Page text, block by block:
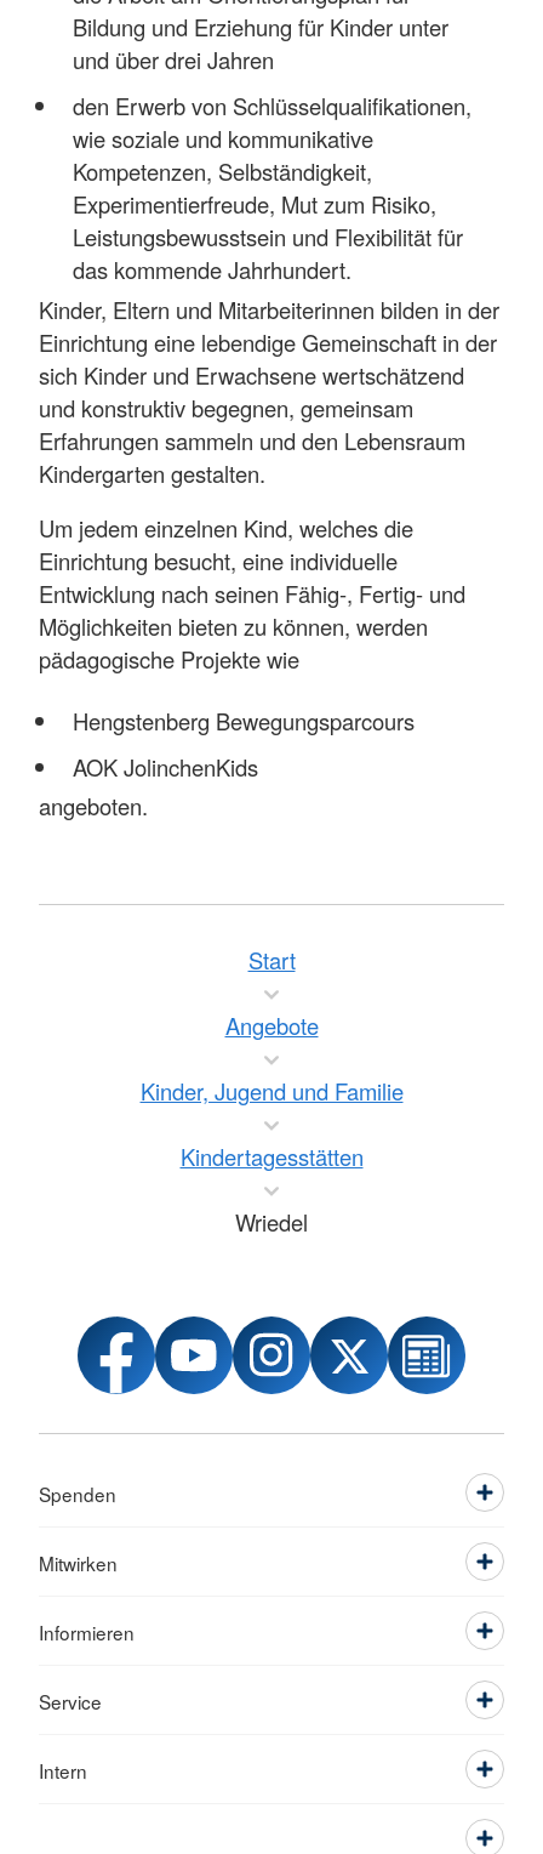
Bildung und Erziehung für Kinder unter
und über drei Jahren
den Erwerb von Schlüsselqualifikationen,
wie soziale und kommunikative
Kompetenzen, Selbständigkeit,
Experimentierfreude, Mut zum Risiko,
Leistungsbewusstsein und Flexibilität für
das kommende Jahrhundert.
Kinder, Eltern und Mitarbeiterinnen bilden in der
Einrichtung eine lebendige Gemeinschaft in der
sich Kinder und Erwachsene wertschätzend
und konstruktiv begegnen, gemeinsam
Erfahrungen sammeln und den Lebensraum
Kindergarten gestalten.
Um jedem einzelnen Kind, welches die
Einrichtung besucht, eine individuelle
Entwicklung nach seinen Fähig-, Fertig- und
Möglichkeiten bieten zu können, werden
pädagogische Projekte wie
Hengstenberg Bewegungsparcours
AOK JolinchenKids
angeboten.
Start
Angebote
Kinder, Jugend und Familie
Kindertagesstätten
Wriedel
Spenden
Mitwirken
Informieren
Service
Intern